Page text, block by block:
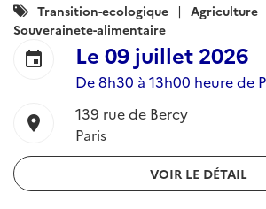
Catégories
:
Transition-ecologique
Agriculture
Souverainete-alimentaire
event Le 09 juillet 2026
De 8h30 à 13h00 heure de
location_on
139 rue de Bercy
Paris
VOIR LE DÉTAIL